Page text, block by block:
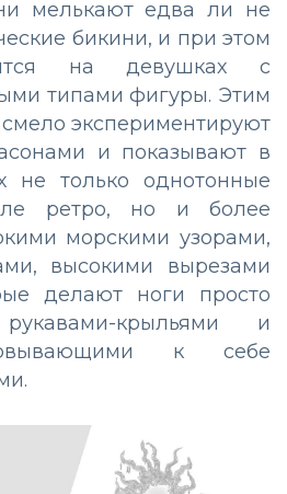
мелькают едва ли не
бикини, и при этом
на девушках с
типами фигуры. Этим
экспериментируют
и показывают в
не только однотонные
ретро, но и более
морскими узорами,
высокими вырезами
делают ноги просто
крыльями и
к себе